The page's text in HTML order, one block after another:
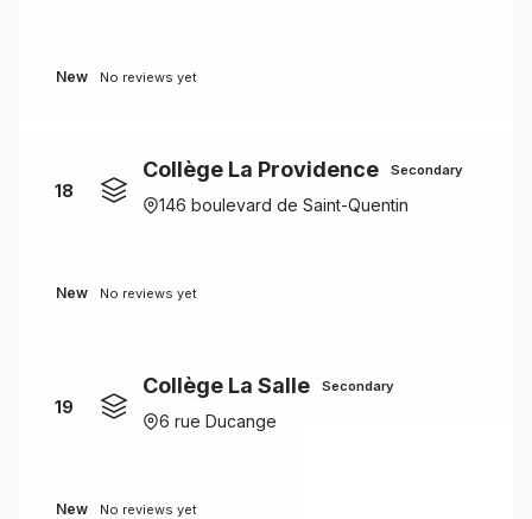
New No reviews yet
18
Collège La Providence Secondary
146 boulevard de Saint-Quentin
New No reviews yet
19
Collège La Salle Secondary
6 rue Ducange
New No reviews yet